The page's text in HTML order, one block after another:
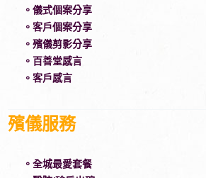
。儀式個案分享
。客戶個案分享
。殯儀剪影分享
。百善堂感言
。客戶感言
殯儀服務
。全城最愛套餐